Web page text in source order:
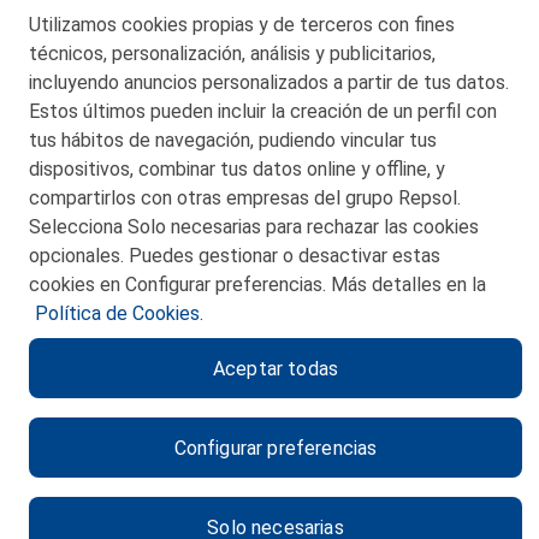
© 2026 Petronor S.A.
CONTACTO
MAPA WEB
POLITICA DE PRIVACIDAD
POLITICA DE COOKIES
CANAL DE ÉTICA
Utilizamos cookies propias y de terceros con fines
técnicos, personalización, análisis y publicitarios,
incluyendo anuncios personalizados a partir de tus datos.
Estos últimos pueden incluir la creación de un perfil con
tus hábitos de navegación, pudiendo vincular tus
dispositivos, combinar tus datos online y offline, y
compartirlos con otras empresas del grupo Repsol.
Selecciona Solo necesarias para rechazar las cookies
opcionales. Puedes gestionar o desactivar estas
cookies en Configurar preferencias. Más detalles en la
Política de Cookies.
Configurar preferencias
Solo necesarias
Aceptar todas